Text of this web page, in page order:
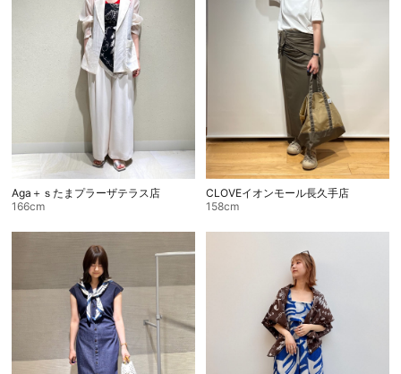
Aga＋ｓたまプラーザテラス店
166cm
CLOVEイオンモール長久手店
158cm